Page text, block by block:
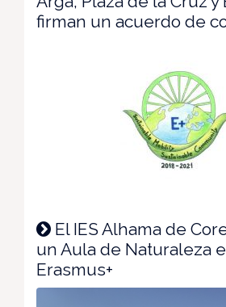
firman un acuerdo de
El IES Alhama de
un Aula de Naturaleza
Erasmus+